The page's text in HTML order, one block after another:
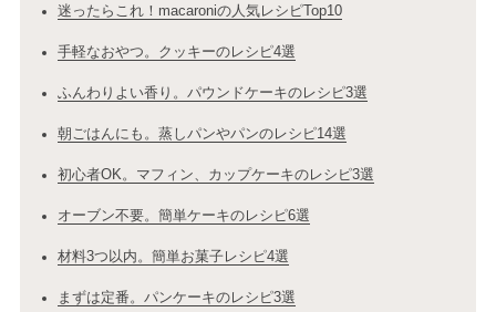
迷ったらこれ！macaroniの人気レシピTop10
手軽なおやつ。クッキーのレシピ4選
ふんわりよい香り。パウンドケーキのレシピ3選
朝ごはんにも。蒸しパンやパンのレシピ14選
初心者OK。マフィン、カップケーキのレシピ3選
オーブン不要。簡単ケーキのレシピ6選
材料3つ以内。簡単お菓子レシピ4選
まずは定番。パンケーキのレシピ3選